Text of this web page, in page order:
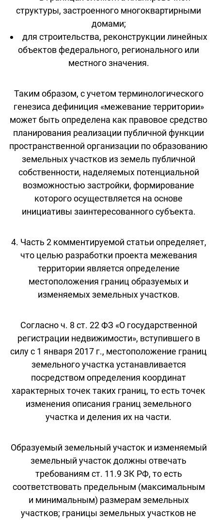
структуры, застроенного многоквартирными
домами;
для строительства, реконструкции линейных
объектов федерального, регионального или
местного значения.
Таким образом, с учетом терминологического
генезиса дефиниция «межевание территории»
может быть определена как правовое средство
планирования реализации публичной функции
пространственной организации по образованию
земельных участков из земель публичной
собственности, наделяемых потенциальной
возможностью застройки, формирование
которого осуществляется на основе
инициативы заинтересованного субъекта.
4. Часть 2 комментируемой статьи определяет,
что целью разработки проекта межевания
территории является определение
местоположения границ образуемых и
изменяемых земельных участков.
Согласно ч. 8 ст. 22 ФЗ «О государственной
регистрации недвижимости», вступившего в
силу с 1 января 2017 г., местоположение границ
земельного участка устанавливается
посредством определения координат
характерных точек таких границ, то есть точек
изменения описания границ земельного
участка и деления их на части.
Образуемый земельный участок и изменяемый
земельный участок должны отвечать
требованиям ст. 11.9 ЗК РФ, то есть
соответствовать предельным (максимальным
и минимальным) размерам земельных
участков; границы земельных участков не